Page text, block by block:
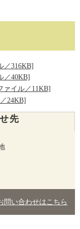
／316KB]
／40KB]
イル／11KB]
24KB]
先
問い合わせはこちら